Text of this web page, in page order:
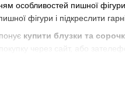
особливостей пишної
фігури і підкреслити гарні
купити блузки та
через сайт, або